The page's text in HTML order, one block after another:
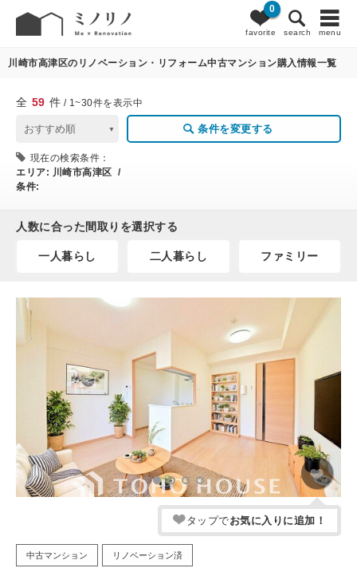
favorite
0
search menu
59 条件変更
川崎市高津区のリノベーション・リフォーム中古マンション購入情報一覧
全 59 件 / 1~30件を表示中
条件を変更する
現在の検索条件：
エリア: 川崎市高津区 /
条件:
人数に合った間取りを選択する
一人暮らし 二人暮らし ファミリー
タップでお気に入りに追加！
中古マンション リノベーション済